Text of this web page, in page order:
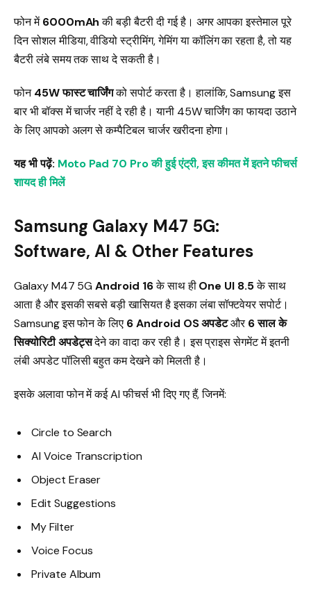
फोन में6000mAhकी बड़ी बैटरी दी गई है। अगर आपका इस्तेमाल पूरे
दिन सोशल मीडिया, वीडियो स्ट्रीमिंग, गेमिंग या कॉलिंग का रहता है, तो यह
बैटरी लंबे समय तक साथ दे सकती है।
फोन45W फास्ट चार्जिंगको सपोर्ट करता है। हालांकि, Samsung इस
बार भी बॉक्स में चार्जर नहीं दे रही है। यानी 45W चार्जिंग का फायदा उठाने
के लिए आपको अलग से कम्पैटिबल चार्जर खरीदना होगा।
यह भी पढ़ें: Moto Pad 70 Pro की हुई एंट्री, इस कीमत में इतने फीचर्स
शायद ही मिलें
Samsung Galaxy M47 5G:
Software, AI & Other Features
Galaxy M47 5GAndroid 16के साथ हीOne UI 8.5के साथ
आता है और इसकी सबसे बड़ी खासियत है इसका लंबा सॉफ्टवेयर सपोर्ट।
Samsung इस फोन के लिए 6 Android OS अपडेटऔर6 साल के
सिक्योरिटी अपडेट्सदेने का वादा कर रही है। इस प्राइस सेगमेंट में इतनी
लंबी अपडेट पॉलिसी बहुत कम देखने को मिलती है।
इसके अलावा फोन में कई AI फीचर्स भी दिए गए हैं, जिनमें:
Circle to Search
AI Voice Transcription
Object Eraser
Edit Suggestions
My Filter
Voice Focus
Private Album